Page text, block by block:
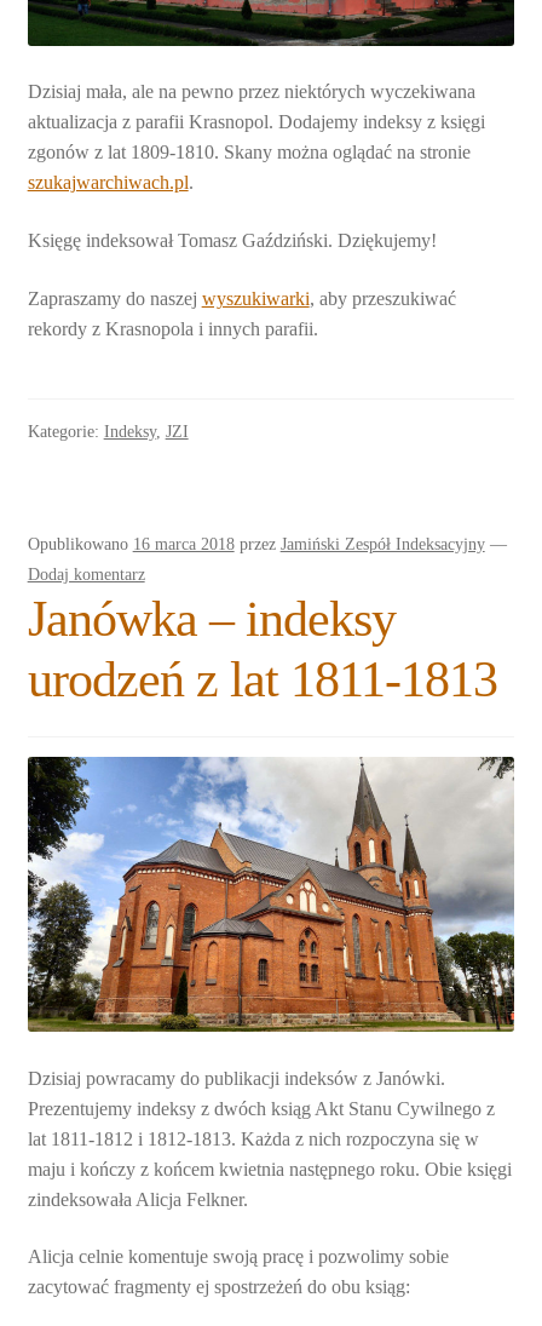
Dzisiaj mała, ale na pewno przez niektórych wyczekiwana
aktualizacja z parafii Krasnopol. Dodajemy indeksy z księgi
zgonów z lat 1809-1810. Skany można oglądać na stronie
szukajwarchiwach.pl.
Księgę indeksował Tomasz Gaździński. Dziękujemy!
Zapraszamy do naszej wyszukiwarki, aby przeszukiwać
rekordy z Krasnopola i innych parafii.
Kategorie: Indeksy, JZI
Opublikowano 16 marca 2018 przez Jamiński Zespół Indeksacyjny —
Dodaj komentarz
Janówka – indeksy
urodzeń z lat 1811-1813
Dzisiaj powracamy do publikacji indeksów z Janówki.
Prezentujemy indeksy z dwóch ksiąg Akt Stanu Cywilnego z
lat 1811-1812 i 1812-1813. Każda z nich rozpoczyna się w
maju i kończy z końcem kwietnia następnego roku. Obie księgi
zindeksowała Alicja Felkner.
Alicja celnie komentuje swoją pracę i pozwolimy sobie
zacytować fragmenty ej spostrzeżeń do obu ksiąg: